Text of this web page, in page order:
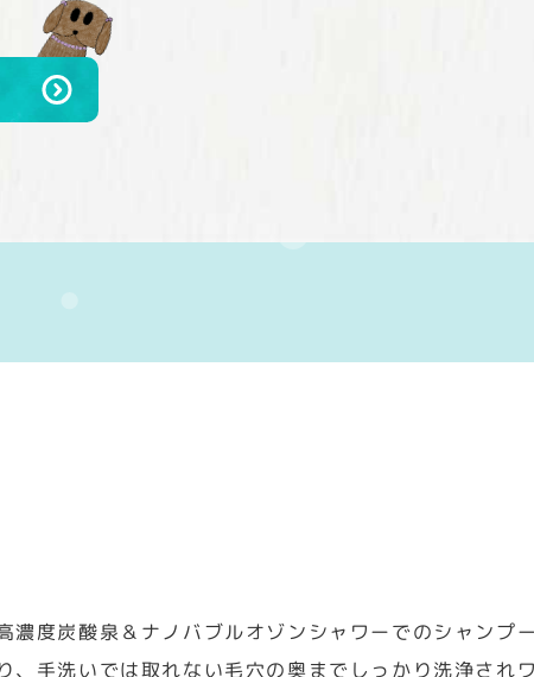
濃度炭酸泉＆ナノバブルオゾンシャワーでのシャンプ
り、手洗いでは取れない毛穴の奥までしっかり洗浄され